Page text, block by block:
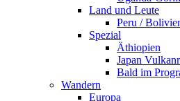
Land und Leute
Peru /
Spezial
Äthiopien
Japan
Bald im
Wandern
Europa